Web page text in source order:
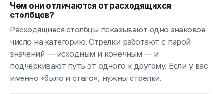
Чем они отличаются от расходящихся
столбцов?
Расходящиеся столбцы показывают одно знаковое
число на категорию. Стрелки работают с парой
значений — исходным и конечным — и
подчёркивают путь от одного к другому. Если у вас
именно «было и стало», нужны стрелки.